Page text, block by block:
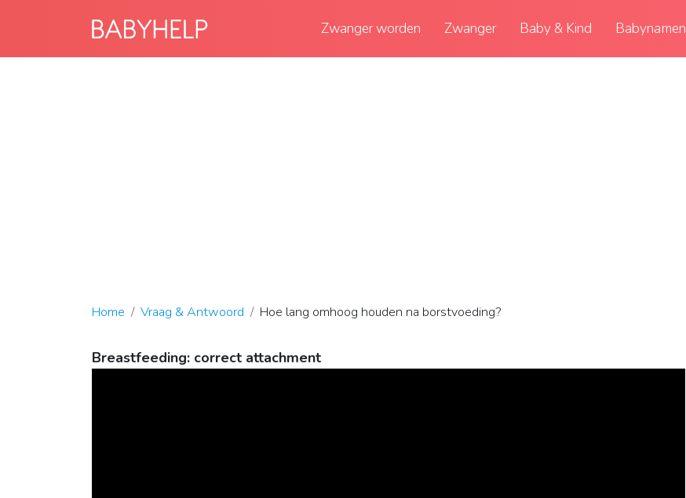
Zwanger worden Zwanger Baby & Kind Babynamen
Home Vraag & Antwoord Hoe lang omhoog houden na borstvoeding?
Breastfeeding: correct attachment